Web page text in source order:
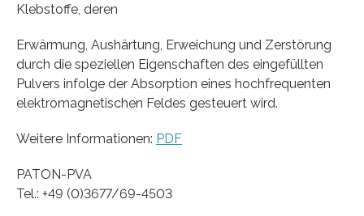
Klebstoffe, deren
Erwärmung, Aushärtung, Erweichung und Zerstörung
durch die speziellen Eigenschaften des eingefüllten
Pulvers infolge der Absorption eines hochfrequenten
elektromagnetischen Feldes gesteuert wird.
Weitere Informationen: PDF
PATON-PVA
Tel.: +49 (0)3677/69-4503